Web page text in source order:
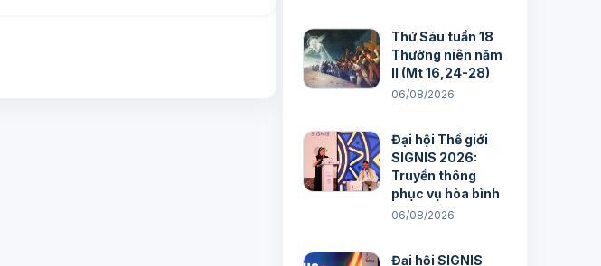
Thứ Sáu tuần 18
Thường niên năm
II (Mt 16,24-28)
06/08/2026
Đại hội Thế giới
SIGNIS 2026:
Truyền thông
phục vụ hòa bình
06/08/2026
Đại hội SIGNIS